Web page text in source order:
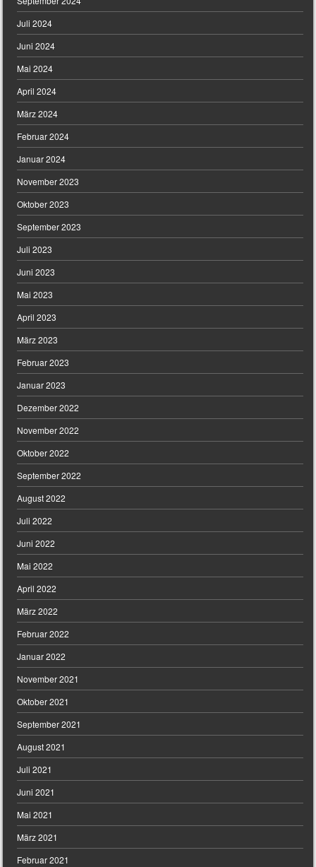
Juli 2024
Juni 2024
Mai 2024
April 2024
März 2024
Februar 2024
Januar 2024
November 2023
Oktober 2023
September 2023
Juli 2023
Juni 2023
Mai 2023
April 2023
März 2023
Februar 2023
Januar 2023
Dezember 2022
November 2022
Oktober 2022
September 2022
August 2022
Juli 2022
Juni 2022
Mai 2022
April 2022
März 2022
Februar 2022
Januar 2022
November 2021
Oktober 2021
September 2021
August 2021
Juli 2021
Juni 2021
Mai 2021
März 2021
Februar 2021